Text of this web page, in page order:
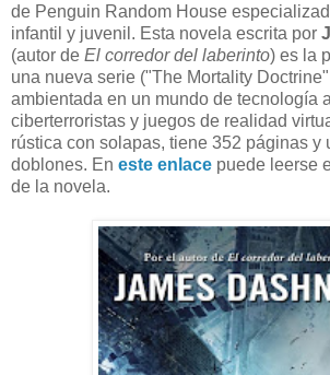
de Penguin Random House
infantil y juvenil. Esta novela escrita por
(autor de El corredor del laberinto) es la
una nueva serie ("The Mortality
ambientada en un mundo de tecnología
ciberterroristas y juegos de realidad
rústica con solapas, tiene 352 páginas y
doblones. En este enlace puede leerse
de la novela.